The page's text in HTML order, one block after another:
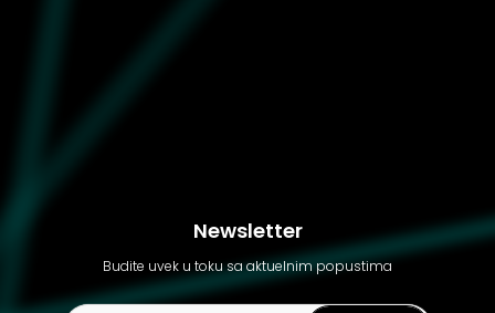
Newsletter
Budite uvek u toku sa aktuelnim popustima